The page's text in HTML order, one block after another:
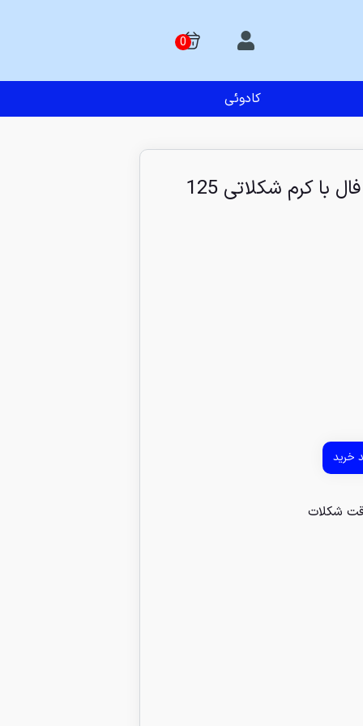
کادوئی
بیسکویت لیوانی طرح فال با کرم شکلاتی 125
خرید
شکلات